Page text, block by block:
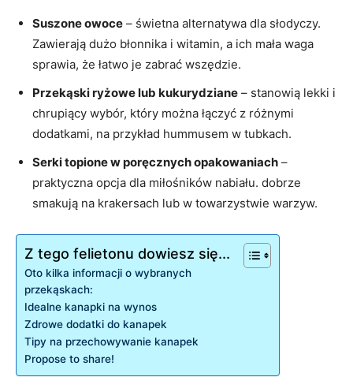
Suszone⁢ owoce – świetna alternatywa dla słodyczy.
Zawierają dużo błonnika i witamin, a ich mała waga
sprawia, że łatwo je⁤ zabrać wszędzie.
Przekąski ryżowe lub kukurydziane – stanowią lekki i
chrupiący wybór, który można łączyć z różnymi
dodatkami, na przykład hummusem⁢ w tubkach.
Serki topione w poręcznych opakowaniach –
praktyczna‌ opcja dla‍ miłośników nabiału. dobrze
smakują na krakersach lub w towarzystwie warzyw.
Z tego felietonu dowiesz się...
Oto kilka informacji o wybranych ​
przekąskach:
Idealne kanapki na wynos
Zdrowe dodatki do kanapek
Tipy na przechowywanie kanapek
Propose to share!